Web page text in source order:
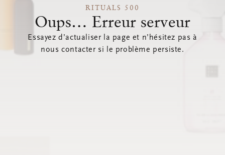
RITUALS 500
Oups… Erreur serveur
Essayez d’actualiser la page et n’hésitez pas à
nous contacter si le problème persiste.